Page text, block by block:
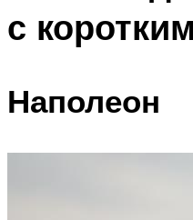
с
Наполеон